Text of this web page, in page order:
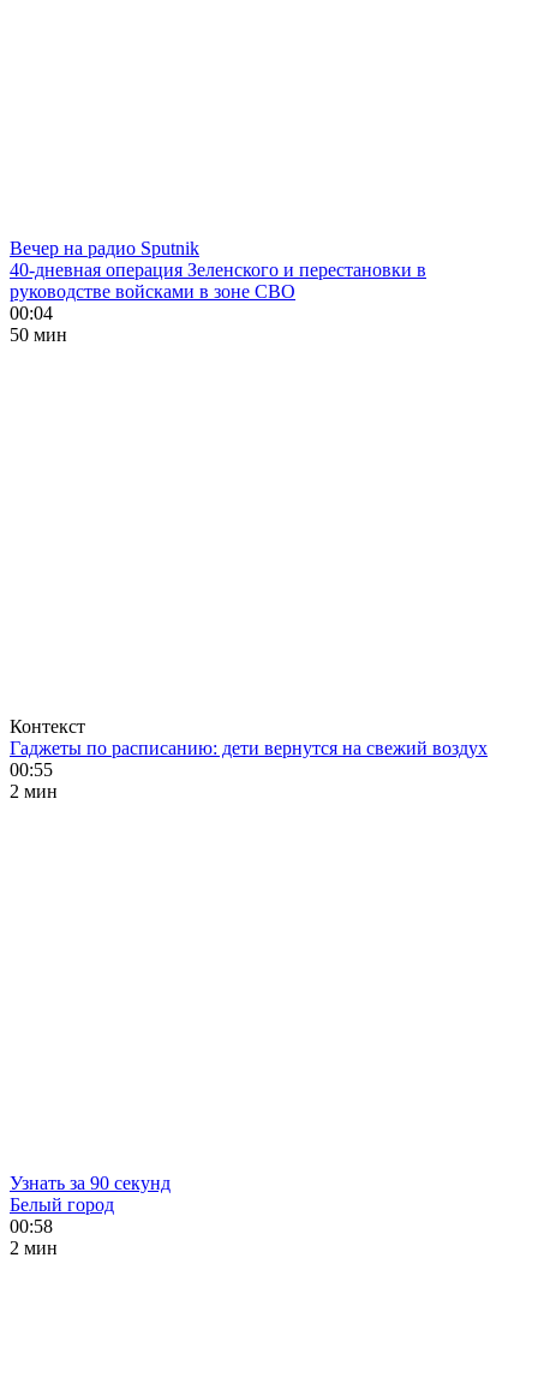
Вечер на радио Sputnik
40-дневная операция Зеленского и перестановки в
руководстве войсками в зоне СВО
00:04
50 мин
Контекст
Гаджеты по расписанию: дети вернутся на свежий воздух
00:55
2 мин
Узнать за 90 секунд
Белый город
00:58
2 мин